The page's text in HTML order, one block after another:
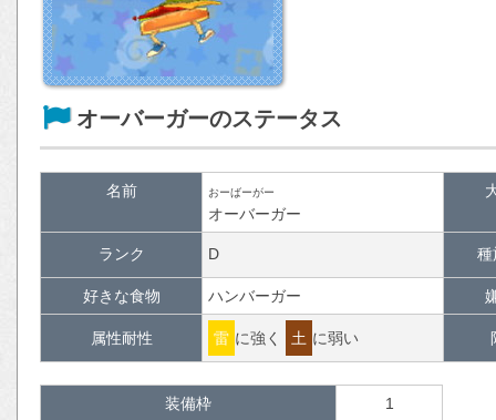
オーバーガーのステータス
名前 おーばーがー
オーバーガー
ランク D 種
好きな食物 ハンバーガー
属性耐性 雷 に強く 土 に弱い
装備枠 1